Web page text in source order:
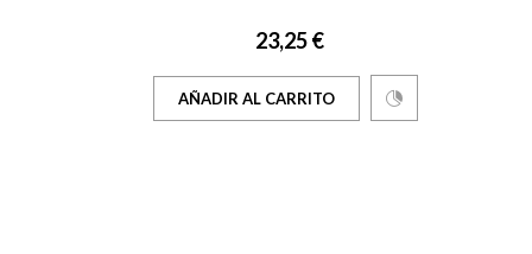
23,25 €
AÑADIR AL CARRITO